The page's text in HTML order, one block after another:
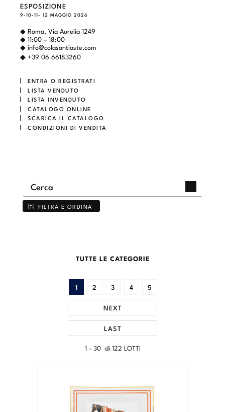
ESPOSIZIONE
9-10-11- 12 MAGGIO 2026
◆ Roma, Via Aurelia 1249
◆ 11:00 – 18:00
◆ info@colasantiaste.com
◆ +39 06 66183260
ENTRA O REGISTRATI
LISTA VENDUTO
LISTA INVENDUTO
CATALOGO ONLINE
SCARICA IL CATALOGO
CONDIZIONI DI VENDITA
FILTRA E ORDINA
TUTTE LE CATEGORIE
1 - 30 di 122 LOTTI
1 2 3 4 5
NEXT
LAST